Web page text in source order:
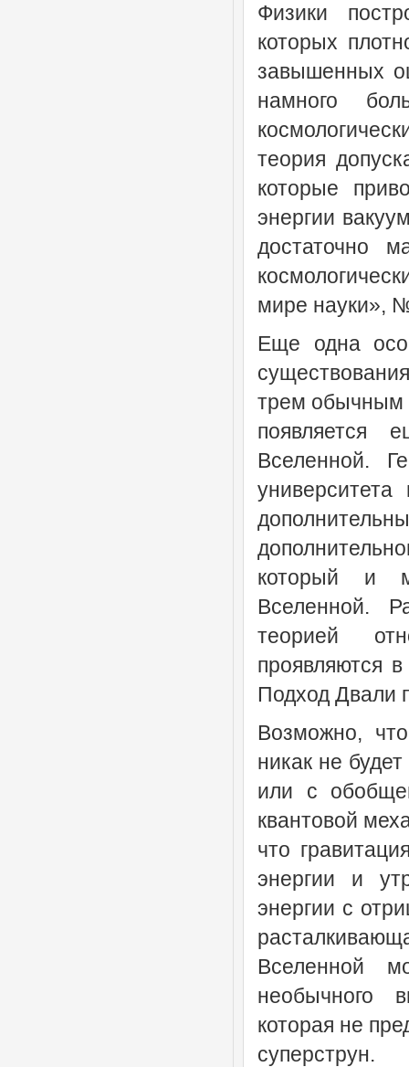
Физики
которых
завышенных
намного
теория
которые
энергии
достаточно
мире науки»,
Еще одна
трем обычным
появляется
Вселенной.
который и
Вселенной.
теорией
проявляются
Подход Двали
Возможно,
никак не
или с
квантовой
что
энергии и
энергии с
Вселенной
необычного
которая не
суперструн.